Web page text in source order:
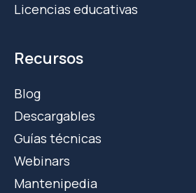
Licencias educativas
Recursos
Blog
Descargables
Guías técnicas
Webinars
Mantenipedia